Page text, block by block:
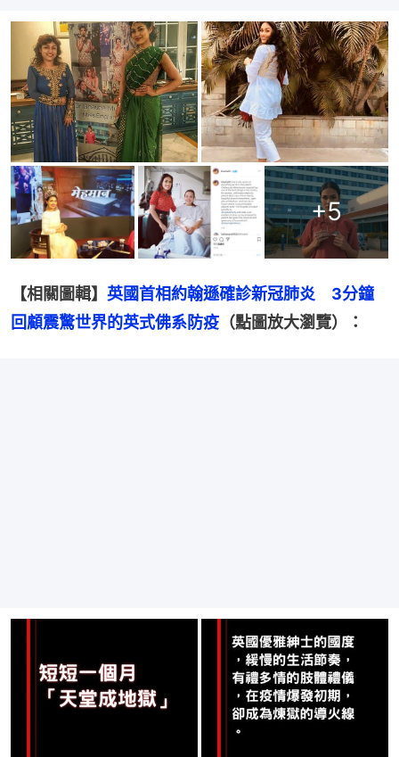
+5
【相關圖輯】 英國首相約翰遜確診新冠肺炎　3分鐘
回顧震驚世界的英式佛系防疫 （點圖放大瀏覽）：